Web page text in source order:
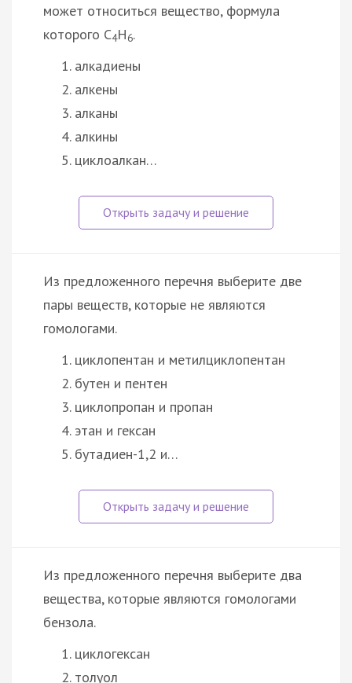
может относиться вещество, формула
которого C4H6.
алкадиены
алкены
алканы
алкины
циклоалкан…
Из предложенного перечня выберите две
пары веществ, которые не являются
гомологами.
циклопентан и метилциклопентан
бутен и пентен
циклопропан и пропан
этан и гексан
бутадиен-1,2 и…
Из предложенного перечня выберите два
вещества, которые являются гомологами
бензола.
циклогексан
толуол